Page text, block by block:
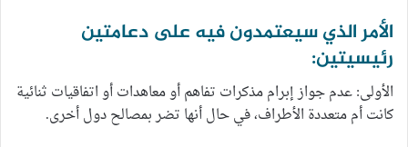
الأمر الذي سيعتمدون فيه على دعامتين
رئيسيتين:
الأولى: عدم جواز إبرام مذكرات تفاهم أو معاهدات أو اتفاقيات ثنائية
كانت أم متعددة الأطراف، في حال أنها تضر بمصالح دول أخرى.